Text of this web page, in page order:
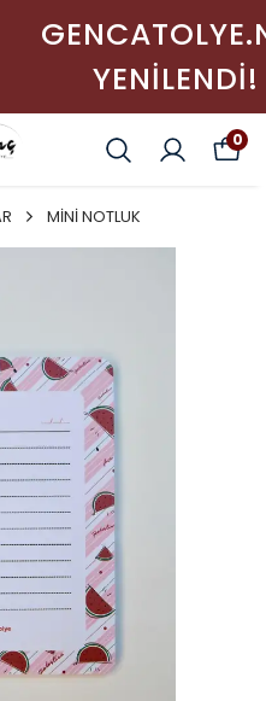
0
MİNİ NOTLUK